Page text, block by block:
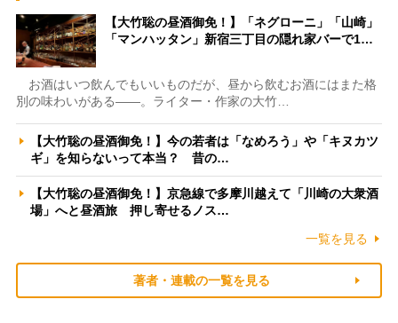
【大竹聡の昼酒御免！】「ネグローニ」「山崎」
「マンハッタン」新宿三丁目の隠れ家バーで1…
お酒はいつ飲んでもいいものだが、昼から飲むお酒にはまた格
別の味わいがある――。ライター・作家の大竹…
【大竹聡の昼酒御免！】今の若者は「なめろう」や「キヌカツ
ギ」を知らないって本当？ 昔の…
【大竹聡の昼酒御免！】京急線で多摩川越えて「川崎の大衆酒
場」へと昼酒旅 押し寄せるノス…
一覧を見る
著者・連載の一覧を見る